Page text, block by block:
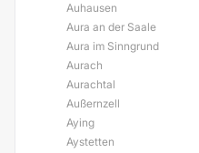
Auhausen
Aura an der Saale
Aura im Sinngrund
Aurach
Aurachtal
Außernzell
Aying
Aystetten